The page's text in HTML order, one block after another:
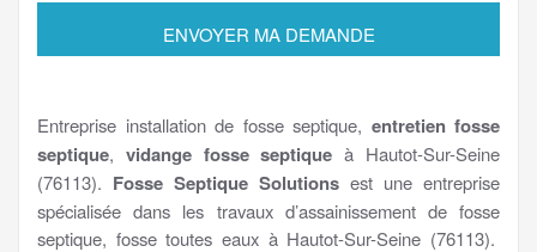
Entreprise installation de fosse septique, entretien fosse
septique, vidange fosse septique à Hautot-Sur-Seine
(76113). Fosse Septique Solutions est une entreprise
spécialisée dans les travaux d’assainissement de fosse
septique, fosse toutes eaux à Hautot-Sur-Seine (76113).